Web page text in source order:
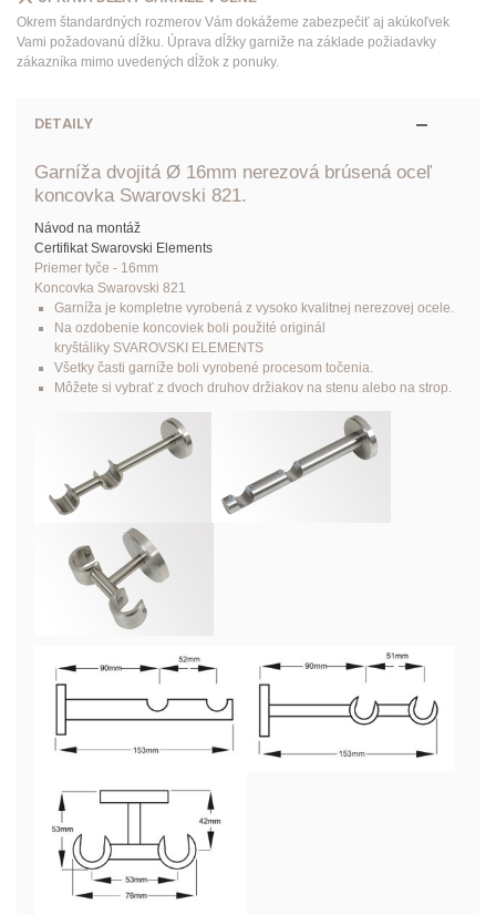
Okrem štandardných rozmerov Vám dokážeme zabezpečiť aj akúkoľvek
Vami požadovanú dĺžku. Úprava dĺžky garniže na základe požiadavky
zákazníka mimo uvedených dĺžok z ponuky.
DETAILY
Garníža dvojitá Ø 16mm nerezová brúsená oceľ
koncovka Swarovski 821.
Návod na montáž
Certifikat Swarovski Elements
Priemer tyče - 16mm
Koncovka Swarovski 821
Garníža je kompletne vyrobená z vysoko kvalitnej nerezovej ocele.
Na ozdobenie koncoviek boli použité originál
kryštáliky SVAROVSKI ELEMENTS
Všetky časti garníže boli vyrobené procesom točenia.
Môžete si vybrať z dvoch druhov držiakov na stenu alebo na strop.